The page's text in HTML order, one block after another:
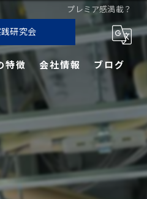
プレミア感満載？
研究会
特徴
ード
ーション
会社情報 ブログ